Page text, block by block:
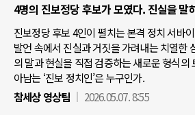
4명의 진보정당 후보가 모였다. 진실을 말
진보정당 후보 4인이 펼치는 본격 정치 서바
발언 속에서 진실과 거짓을 가려내는 치열한
의 말과 현실을 직접 검증하는 새로운 형식의
아남는 ‘진보 정치인’은 누구인가.
참세상 영상팀
2026.05.07. 8:55